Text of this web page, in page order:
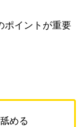
ポイントが重要
める